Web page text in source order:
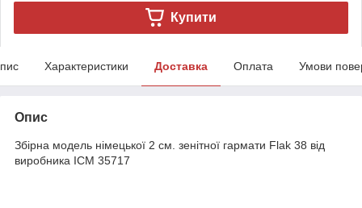
Купити
Характеристики Доставка Оплата Умови
Опис
Збірна модель німецької 2 см. зенітної гармати Flak 38 від
виробника ICM 35717